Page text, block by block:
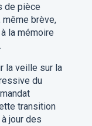
de pièce
brève,
la mémoire
la veille sur la
du
transition
jour des